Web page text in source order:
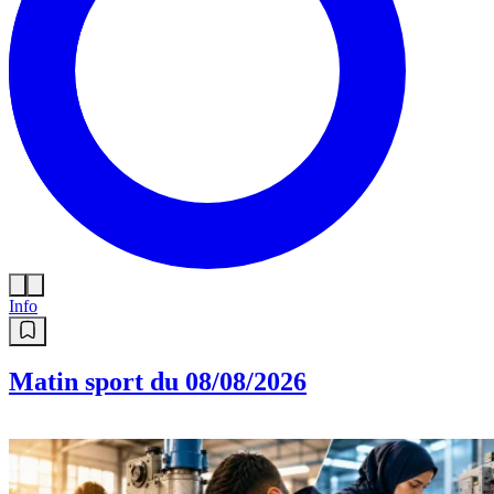
Info
Matin sport du 08/08/2026